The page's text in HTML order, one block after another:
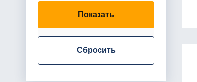
Показать
Сбросить